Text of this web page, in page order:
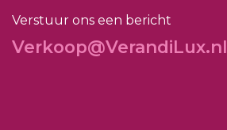
Verstuur ons een bericht
Verkoop@VerandiLux.nl